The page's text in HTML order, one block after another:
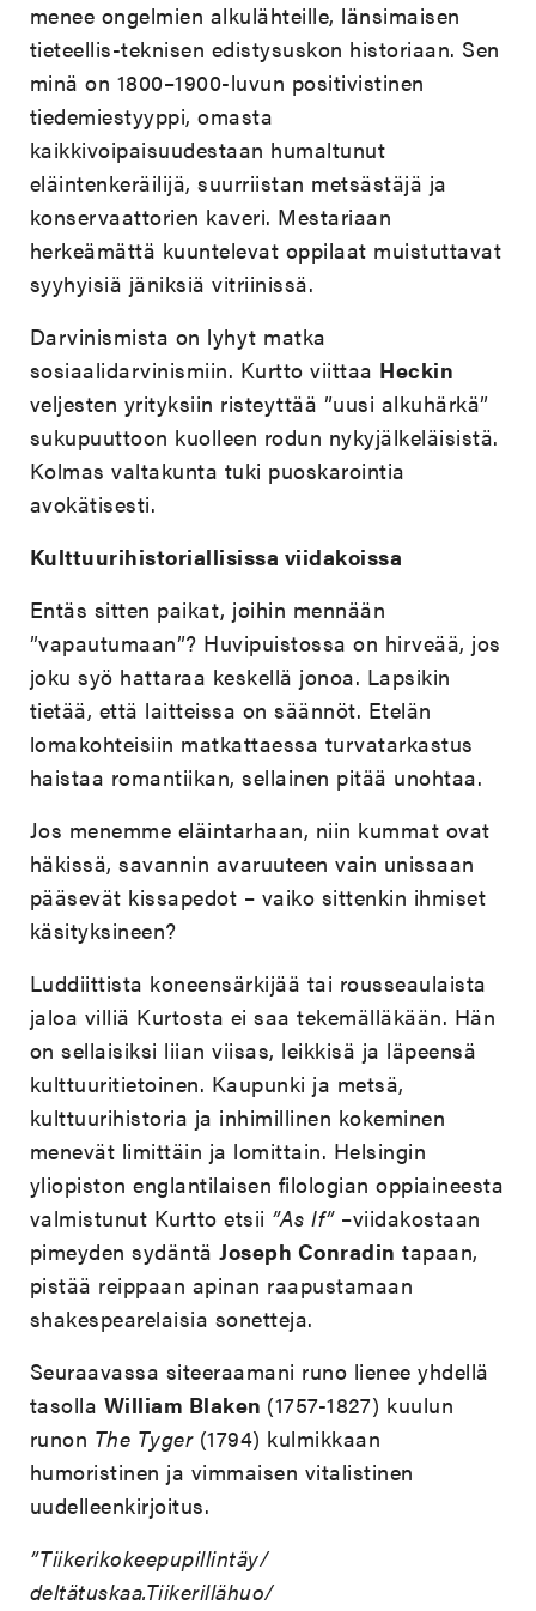
menee ongelmien alkulähteille, länsimaisen
tieteellis-teknisen edistysuskon historiaan. Sen
minä on 1800–1900-luvun positivistinen
tiedemiestyyppi, omasta
kaikkivoipaisuudestaan humaltunut
eläintenkeräilijä, suurriistan metsästäjä ja
konservaattorien kaveri. Mestariaan
herkeämättä kuuntelevat oppilaat muistuttavat
syyhyisiä jäniksiä vitriinissä.
Darvinismista on lyhyt matka
sosiaalidarvinismiin. Kurtto viittaa Heckin
veljesten yrityksiin risteyttää ”uusi alkuhärkä”
sukupuuttoon kuolleen rodun nykyjälkeläisistä.
Kolmas valtakunta tuki puoskarointia
avokätisesti.
Kulttuurihistoriallisissa viidakoissa
Entäs sitten paikat, joihin mennään
”vapautumaan”? Huvipuistossa on hirveää, jos
joku syö hattaraa keskellä jonoa. Lapsikin
tietää, että laitteissa on säännöt. Etelän
lomakohteisiin matkattaessa turvatarkastus
haistaa romantiikan, sellainen pitää unohtaa.
Jos menemme eläintarhaan, niin kummat ovat
häkissä, savannin avaruuteen vain unissaan
pääsevät kissapedot – vaiko sittenkin ihmiset
käsityksineen?
Luddiittista koneensärkijää tai rousseaulaista
jaloa villiä Kurtosta ei saa tekemälläkään. Hän
on sellaisiksi liian viisas, leikkisä ja läpeensä
kulttuuritietoinen. Kaupunki ja metsä,
kulttuurihistoria ja inhimillinen kokeminen
menevät limittäin ja lomittain. Helsingin
yliopiston englantilaisen filologian oppiaineesta
valmistunut Kurtto etsii ”As If”–viidakostaan
pimeyden sydäntäJoseph Conradin tapaan,
pistää reippaan apinan raapustamaan
shakespearelaisia sonetteja.
Seuraavassa siteeraamani runo lienee yhdellä
tasolla William Blaken (1757-1827) kuulun
runon The Tyger(1794) kulmikkaan
humoristinen ja vimmaisen vitalistinen
uudelleenkirjoitus.
”Tiikerikokeepupillintäy/
deltätuskaa.Tiikerillähuo/